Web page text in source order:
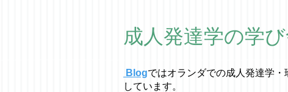
成人発達学の学
Blogではオラ ンダでの成人発達学・
しています。